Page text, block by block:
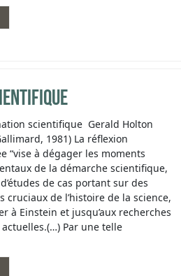
scientifique Gerald Holton
1981) La réflexion
“vise à dégager les moments
de la démarche scientifique,
de cas portant sur des
cruciaux de l’histoire de la science,
à Einstein et jusqu’aux recherches
Par une telle